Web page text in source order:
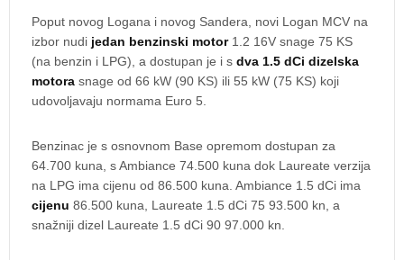
Poput novog Logana i novog Sandera, novi Logan MCV na
izbor nudi jedan benzinski motor1.2 16V snage 75 KS
(na benzin i LPG), a dostupan je i s dva 1.5 dCi dizelska
motora snage od 66 kW (90 KS) ili 55 kW (75 KS) koji
udovoljavaju normama Euro 5.
Benzinac je s osnovnom Base opremom dostupan za
64.700 kuna, s Ambiance 74.500 kuna dok Laureate verzija
na LPG ima cijenu od 86.500 kuna. Ambiance 1.5 dCi ima
cijenu 86.500 kuna, Laureate 1.5 dCi 75 93.500 kn, a
snažniji dizel Laureate 1.5 dCi 90 97.000 kn.